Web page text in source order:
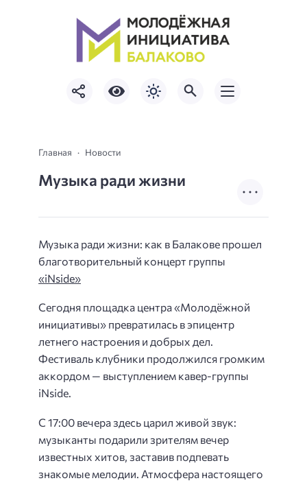
Главная Новости
Музыка ради жизни
Музыка ради жизни: как в Балакове прошел
благотворительный концерт группы
«iNside»
Сегодня площадка центра «Молодёжной
инициативы» превратилась в эпицентр
летнего настроения и добрых дел.
Фестиваль клубники продолжился громким
аккордом — выступлением кавер-группы
iNside.
С 17:00 вечера здесь царил живой звук:
музыканты подарили зрителям вечер
известных хитов, заставив подпевать
знакомые мелодии. Атмосфера настоящего